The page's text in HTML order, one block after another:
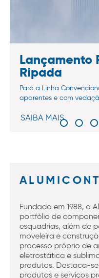
Lançamento
Ripada
Para a Linha
aparentes e com
SAIBA MAIS
Fundada em 1988, a
portfólio de
esquadrias, além de
moveleira e
processo próprio de
eletrostática e
produtos. Destaca-
produtos e serviços